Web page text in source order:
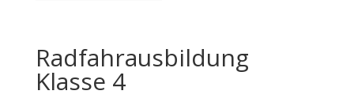
Radfahrausbildung
Klasse 4